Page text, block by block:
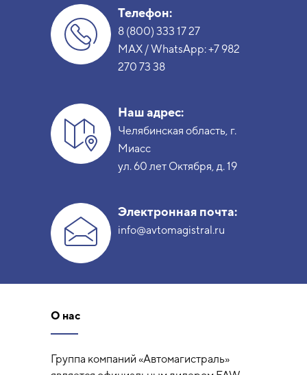
Телефон:
8 (800) 333 17 27
MAX / WhatsApp:+7 982
270 73 38
Наш адрес:
Челябинская область, г.
Миасс
ул. 60 лет Октября, д. 19
Электронная почта:
info@avtomagistral.ru
О нас
Группа компаний «Автомагистраль»